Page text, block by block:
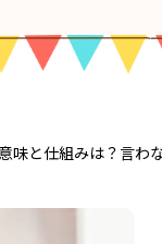
味と仕組みは？言わ